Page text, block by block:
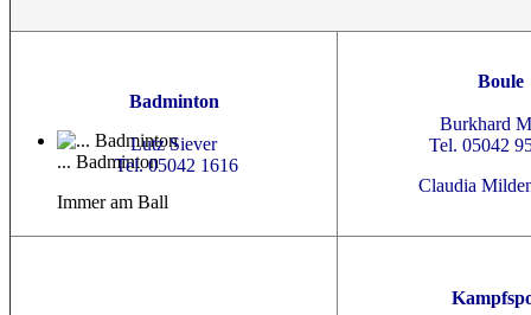
... Badminton
Immer am Ball
Badminton
Lutz Siever
Tel. 05042 1616
Boule
Burkhard
Tel. 05042
Claudia